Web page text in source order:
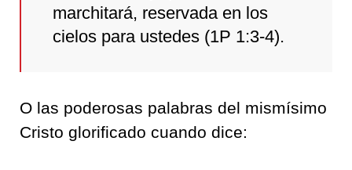
marchitará, reservada en los
cielos para ustedes (1P 1:3-4).
O las poderosas palabras del mismísimo
Cristo glorificado cuando dice: